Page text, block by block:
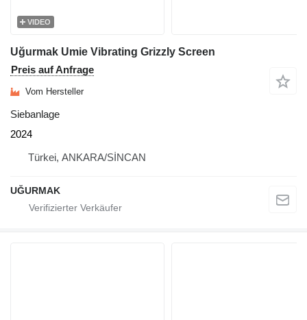
VIDEO
Uğurmak Umie Vibrating Grizzly Screen
Preis auf Anfrage
Vom Hersteller
Siebanlage
2024
Türkei, ANKARA/SİNCAN
UĞURMAK